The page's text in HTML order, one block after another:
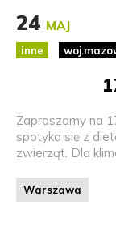
24 MAJ
inne
Zapraszamy na
spotyka się z
zwierząt. Dla
Warszawa